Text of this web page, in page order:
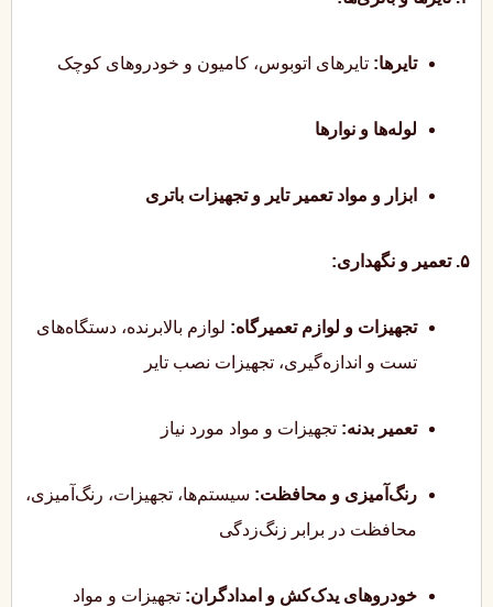
تایرها: تایرهای اتوبوس، کامیون و خودروهای کوچک
لوله‌ها و نوارها
ابزار و مواد تعمیر تایر و تجهیزات باتری
۵. تعمیر و نگهداری:
تجهیزات و لوازم تعمیرگاه: لوازم بالابرنده، دستگاه‌های
تست و اندازه‌گیری، تجهیزات نصب تایر
تعمیر بدنه: تجهیزات و مواد مورد نیاز
رنگ‌آمیزی و محافظت: سیستم‌ها، تجهیزات، رنگ‌آمیزی،
محافظت در برابر زنگ‌زدگی
خودروهای یدک‌کش و امدادگران: تجهیزات و مواد